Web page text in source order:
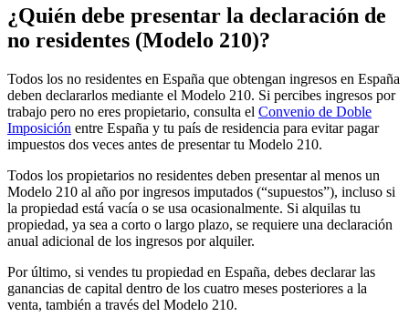
¿Quién debe presentar la declaración de
no residentes (Modelo 210)?
Todos los no residentes en España que obtengan ingresos en España
deben declararlos mediante el Modelo 210. Si percibes ingresos por
trabajo pero no eres propietario, consulta el Convenio de Doble
Imposición entre España y tu país de residencia para evitar pagar
impuestos dos veces antes de presentar tu Modelo 210.
Todos los propietarios no residentes deben presentar al menos un
Modelo 210 al año poringresos imputados (“supuestos”), incluso si
la propiedad está vacía o se usa ocasionalmente. Si alquilas tu
propiedad, ya sea a corto o largo plazo, se requiere una declaración
anual adicional de los ingresos por alquiler.
Por último, si vendes tu propiedad en España, debes declarar las
ganancias de capital dentro de los cuatro meses posteriores a la
venta, también a través del Modelo 210.